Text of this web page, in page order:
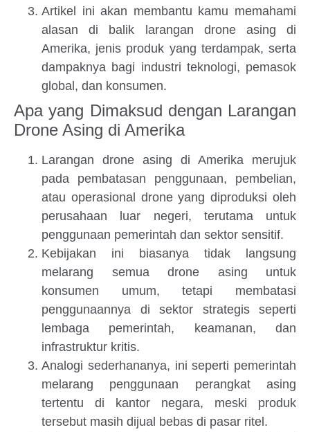
Artikel ini akan membantu kamu memahami
alasan di balik larangan drone asing di
Amerika, jenis produk yang terdampak, serta
dampaknya bagi industri teknologi, pemasok
global, dan konsumen.
Apa yang Dimaksud dengan Larangan
Drone Asing di Amerika
Larangan drone asing di Amerika merujuk
pada pembatasan penggunaan, pembelian,
atau operasional drone yang diproduksi oleh
perusahaan luar negeri, terutama untuk
penggunaan pemerintah dan sektor sensitif.
Kebijakan ini biasanya tidak langsung
melarang semua drone asing untuk
konsumen umum, tetapi membatasi
penggunaannya di sektor strategis seperti
lembaga pemerintah, keamanan, dan
infrastruktur kritis.
Analogi sederhananya, ini seperti pemerintah
melarang penggunaan perangkat asing
tertentu di kantor negara, meski produk
tersebut masih dijual bebas di pasar ritel.